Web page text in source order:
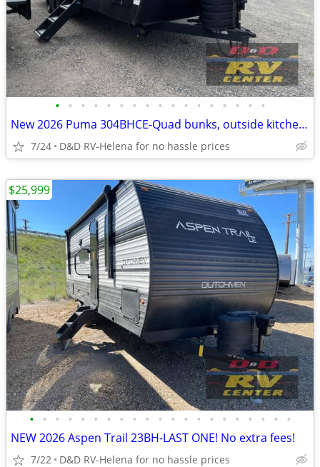
• • • • • • • • • • • • • • • • •
New 2026 Puma 304BHCE-Quad bunks, outside kitchen and more!
7/24 D&D RV-Helena for no hassle prices
• • • • • • • • • • • • • • • • • • • • •
NEW 2026 Aspen Trail 23BH-LAST ONE! No extra fees!
7/22 D&D RV-Helena for no hassle prices
$25,999